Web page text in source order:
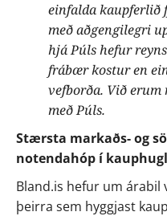
einfalda kaupferlið
með aðgengilegri
hjá Púls hefur
frábær kostur en
vefborða. Við
með Púls.
Stærsta markaðs- og
notendahóp í
Bland.is hefur um
þeirra sem hyggjast